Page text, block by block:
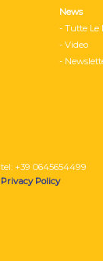
News
- Tutte Le
- Video
-
tel: ‭+39 0645654499
Privacy Policy